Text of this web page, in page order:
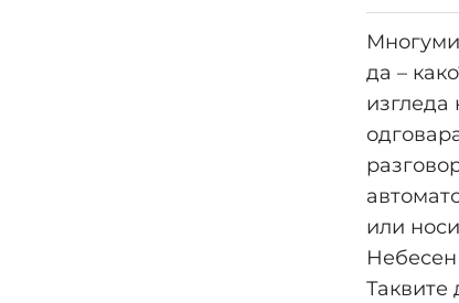
да –
изгледа
или
Таквите